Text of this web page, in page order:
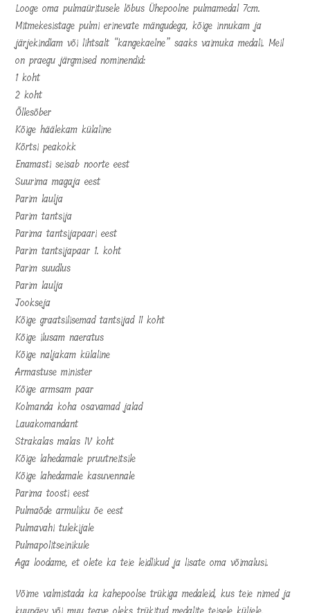
Looge oma pulmaüritusele lõbus Ühepoolne pulmamedal 7cm.
Mitmekesistage pulmi erinevate mängudega, kõige innukam ja
järjekindlam või lihtsalt “kangekaelne” saaks vaimuka medali. Meil
on praegu järgmised nominendid:
1 koht
2 koht
Õllesõber
Kõige häälekam külaline
Kõrtsi peakokk
Enamasti seisab noorte eest
Suurima magaja eest
Parim laulja
Parim tantsija
Parima tantsijapaari eest
Parim tantsijapaar 1. koht
Parim suudlus
Parim laulja
Jookseja
Kõige graatsilisemad tantsijad II koht
Kõige ilusam naeratus
Kõige naljakam külaline
Armastuse minister
Kõige armsam paar
Kolmanda koha osavamad jalad
Lauakomandant
Strakalas malas IV koht
Kõige lahedamale pruutneitsile
Kõige lahedamale kasuvennale
Parima toosti eest
Pulmaõde armuliku õe eest
Pulmavahi tulekijale
Pulmapolitseinikule
Aga loodame, et olete ka teie leidlikud ja lisate oma võimalusi.
Võime valmistada ka kahepoolse trükiga medaleid, kus teie nimed ja